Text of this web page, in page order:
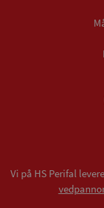
Vi på HS Perifal